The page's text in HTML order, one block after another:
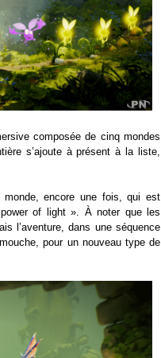
composée de cinq mondes
s’ajoute à présent à la liste,
encore une fois, qui est
of light ». À noter que les
l’aventure, dans une séquence
pour un nouveau type de